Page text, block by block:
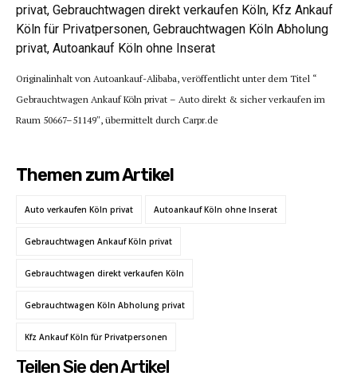
privat, Gebrauchtwagen direkt verkaufen Köln, Kfz Ankauf
Köln für Privatpersonen, Gebrauchtwagen Köln Abholung
privat, Autoankauf Köln ohne Inserat
Originalinhalt von Autoankauf-Alibaba, veröffentlicht unter dem Titel “
Gebrauchtwagen Ankauf Köln privat – Auto direkt & sicher verkaufen im
Raum 50667–51149″, übermittelt durch Carpr.de
Themen zum Artikel
Auto verkaufen Köln privat Autoankauf Köln ohne Inserat
Gebrauchtwagen Ankauf Köln privat
Gebrauchtwagen direkt verkaufen Köln
Gebrauchtwagen Köln Abholung privat
Kfz Ankauf Köln für Privatpersonen
Teilen Sie den Artikel